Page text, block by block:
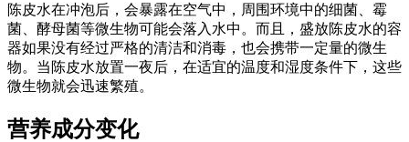
陈皮水在冲泡后，会暴露在空气中，周围环境中的细菌、霉
菌、酵母菌等微生物可能会落入水中。而且，盛放陈皮水的容
器如果没有经过严格的清洁和消毒，也会携带一定量的微生
物。当陈皮水放置一夜后，在适宜的温度和湿度条件下，这些
微生物就会迅速繁殖。
营养成分变化